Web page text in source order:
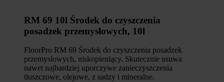
RM 69 10l Środek do czyszczenia
posadzek przemysłowych, 10l
FloorPro RM 69 Środek do czyszczenia posadzek
przemysłowych, niskopieniący. Skutecznie usuwa
nawet najbardziej uporczywe zanieczyszczenia
tłuszczowe, olejowe, z sadzy i mineralne.